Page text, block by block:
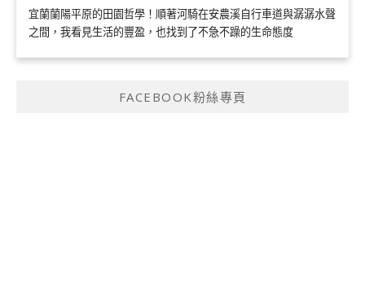
宜蘭蘭陽平原的田園哲學！順著河騎在安農溪自行車道與潺潺水聲
之間，我看見生活的豐盈，也找到了不急不躁的生命態度
FACEBOOK粉絲專頁